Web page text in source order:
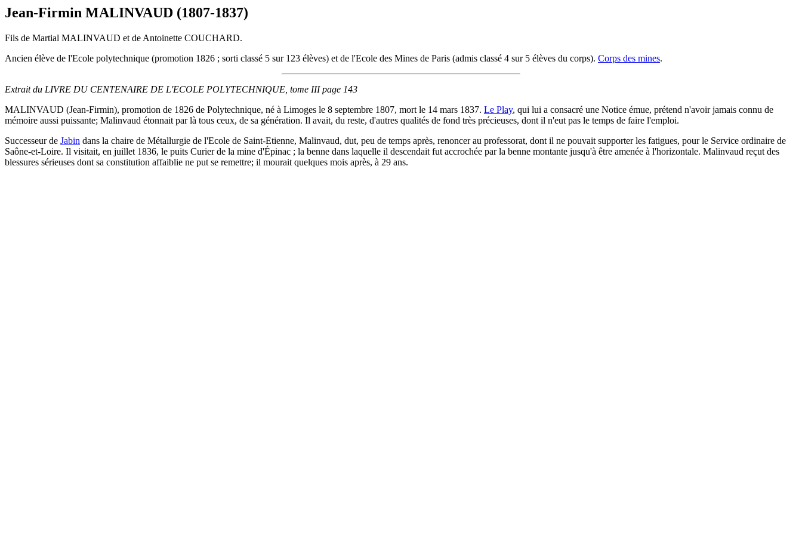
Jean-Firmin MALINVAUD (1807-1837)
Fils de Martial MALINVAUD et de Antoinette COUCHARD.
Ancien élève de l'Ecole polytechnique (promotion 1826 ; sorti classé 5 sur 123 élèves) et de l'Ecole des Mines de Paris (admis classé 4 sur 5 élèves du corps). Corps des mines.
Extrait du LIVRE DU CENTENAIRE DE L'ECOLE POLYTECHNIQUE, tome III page 143
MALINVAUD (Jean-Firmin), promotion de 1826 de Polytechnique, né à Limoges le 8 septembre 1807, mort le 14 mars 1837. Le Play, qui lui a consacré une Notice émue, prétend n'avoir jamais connu de
mémoire aussi puissante; Malinvaud étonnait par là tous ceux, de sa génération. Il avait, du reste, d'autres qualités de fond très précieuses, dont il n'eut pas le temps de faire l'emploi.
Successeur de Jabin dans la chaire de Métallurgie de l'Ecole de Saint-Etienne, Malinvaud, dut, peu de temps après, renoncer au professorat, dont il ne pouvait supporter les fatigues, pour le Service ordinaire de
Saône-et-Loire. Il visitait, en juillet 1836, le puits Curier de la mine d'Épinac ; la benne dans laquelle il descendait fut accrochée par la benne montante jusqu'à être amenée à l'horizontale. Malinvaud reçut des
blessures sérieuses dont sa constitution affaiblie ne put se remettre; il mourait quelques mois après, à 29 ans.